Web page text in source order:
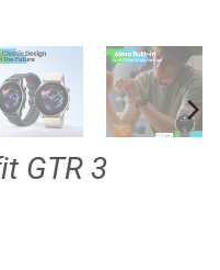
GTR 3